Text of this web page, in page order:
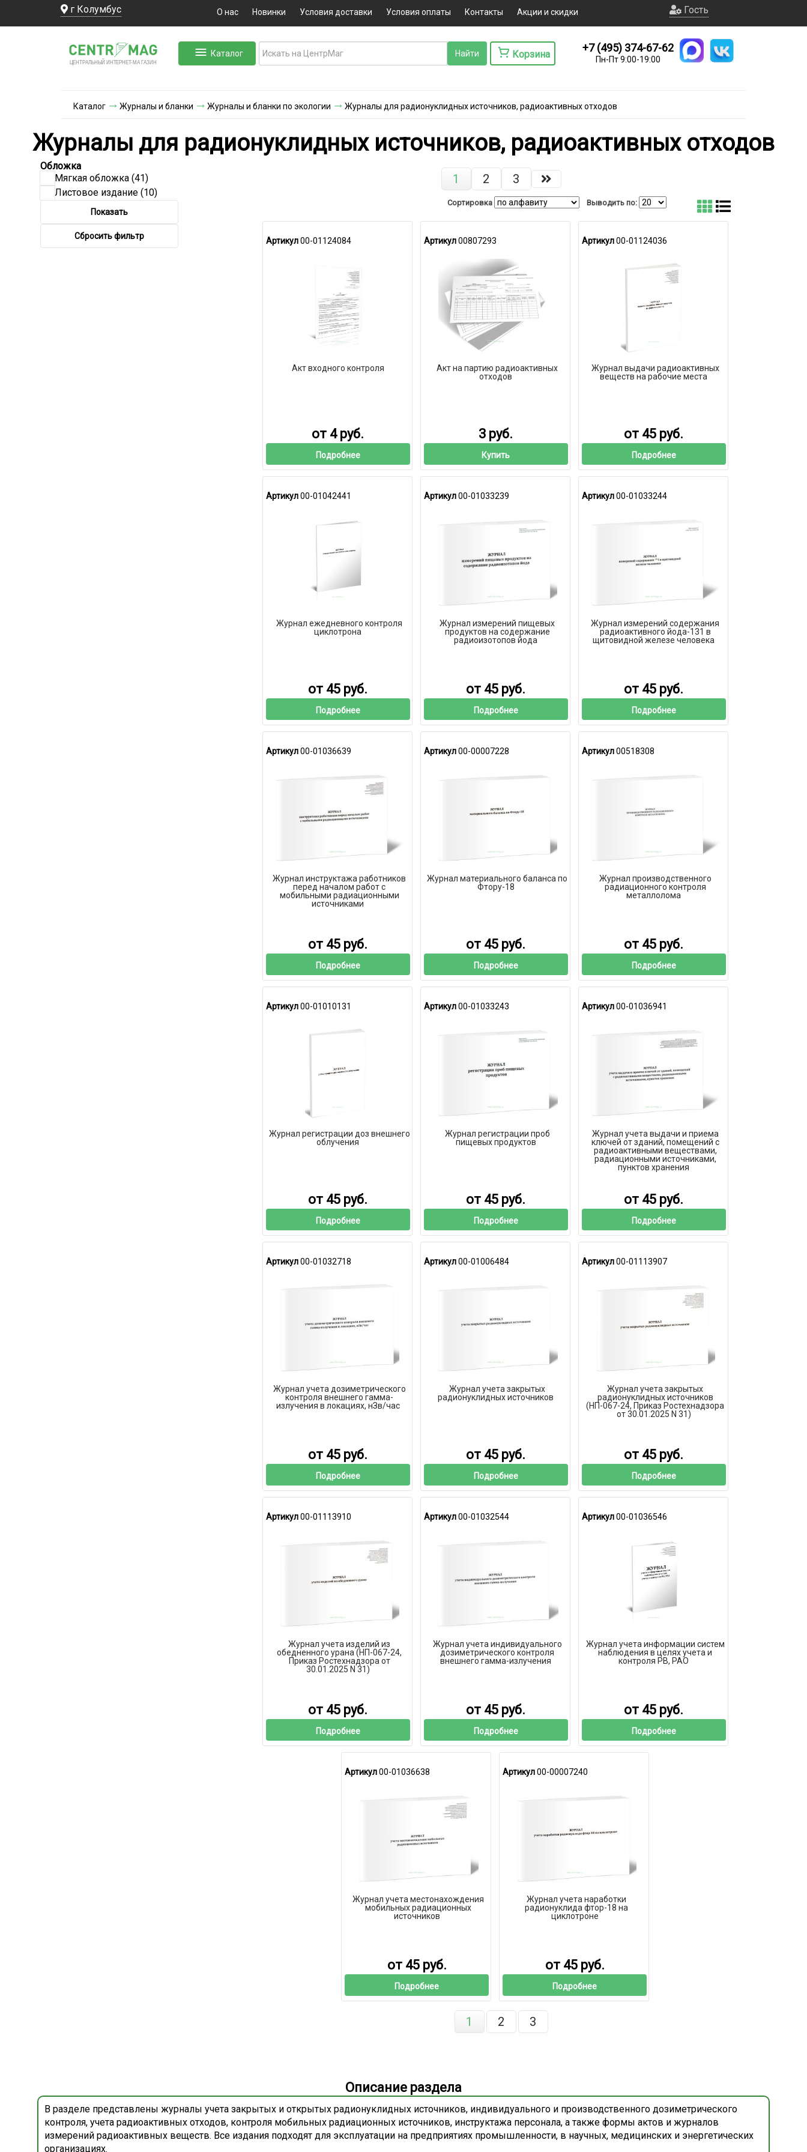
г Колумбус О нас Новинки Условия доставки Условия оплаты Контакты Акции и скидки Гость
ЦЕНТРАЛЬНЫЙ ИНТЕРНЕТ-МА ГАЗИН
Каталог Корзина
+7 (495) 374-67-62
Пн-Пт 9:00-19:00
Каталог Журналы и бланки Журналы и бланки по экологии Журналы для радионуклидных источников, радиоактивных отходов
Журналы для радионуклидных источников, радиоактивных отходов
Обложка
Мягкая обложка (41)
Листовое издание (10)
Показать
Сбросить фильтр
1 2 3
Сортировка Выводить по:
Артикул00-01124084
Акт входного контроля
от 4 руб.
Подробнее
Артикул00807293
Акт на партию радиоактивных
отходов
3 руб.
Купить
Артикул00-01124036
Журнал выдачи радиоактивных
веществ на рабочие места
от 45 руб.
Подробнее
Артикул00-01042441
Журнал ежедневного контроля
циклотрона
от 45 руб.
Подробнее
Артикул00-01033239
Журнал измерений пищевых
продуктов на содержание
радиоизотопов йода
от 45 руб.
Подробнее
Артикул00-01033244
Журнал измерений содержания
радиоактивного йода-131 в
щитовидной железе человека
от 45 руб.
Подробнее
Артикул00-01036639
Журнал инструктажа работников
перед началом работ с
мобильными радиационными
источниками
от 45 руб.
Подробнее
Артикул00-00007228
Журнал материального баланса по
Фтору-18
от 45 руб.
Подробнее
Артикул00518308
Журнал производственного
радиационного контроля
металлолома
от 45 руб.
Подробнее
Артикул00-01010131
Журнал регистрации доз внешнего
облучения
от 45 руб.
Подробнее
Артикул00-01033243
Журнал регистрации проб
пищевых продуктов
от 45 руб.
Подробнее
Артикул00-01036941
Журнал учета выдачи и приема
ключей от зданий, помещений с
радиоактивными веществами,
радиационными источниками,
пунктов хранения
от 45 руб.
Подробнее
Артикул00-01032718
Журнал учета дозиметрического
контроля внешнего гамма-
излучения в локациях, нЗв/час
от 45 руб.
Подробнее
Артикул00-01006484
Журнал учета закрытых
радионуклидных источников
от 45 руб.
Подробнее
Артикул00-01113907
Журнал учета закрытых
радионуклидных источников
(НП-067-24, Приказ Ростехнадзора
от 30.01.2025 N 31)
от 45 руб.
Подробнее
Артикул00-01113910
Журнал учета изделий из
обедненного урана (НП-067-24,
Приказ Ростехнадзора от
30.01.2025 N 31)
от 45 руб.
Подробнее
Артикул00-01032544
Журнал учета индивидуального
дозиметрического контроля
внешнего гамма-излучения
от 45 руб.
Подробнее
Артикул00-01036546
Журнал учета информации систем
наблюдения в целях учета и
контроля РВ, РАО
от 45 руб.
Подробнее
Артикул00-01036638
Журнал учета местонахождения
мобильных радиационных
источников
от 45 руб.
Подробнее
Артикул00-00007240
Журнал учета наработки
радионуклида фтор-18 на
циклотроне
от 45 руб.
Подробнее
1 2 3
Описание раздела
В разделе представлены журналы учета закрытых и открытых радионуклидных источников, индивидуального и производственного дозиметрического
контроля, учета радиоактивных отходов, контроля мобильных радиационных источников, инструктажа персонала, а также формы актов и журналов
измерений радиоактивных веществ. Все издания подходят для эксплуатации на предприятиях промышленности, в научных, медицинских и энергетических
организациях.